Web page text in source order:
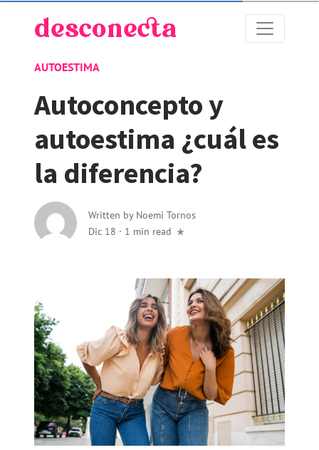
AUTOESTIMA
Autoconcepto y
autoestima ¿cuál es
la diferencia?
Written by Noemi Tornos
Dic 18 · 1 min read